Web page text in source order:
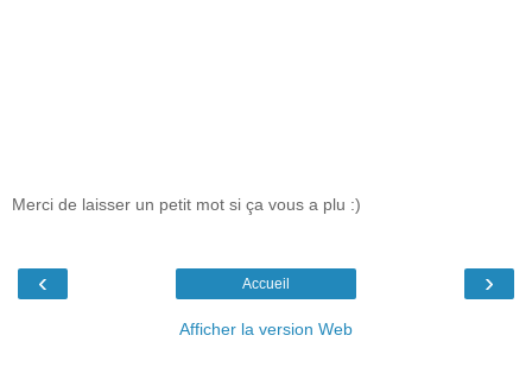
Merci de laisser un petit mot si ça vous a plu :)
‹ ›
Accueil
Afficher la version Web